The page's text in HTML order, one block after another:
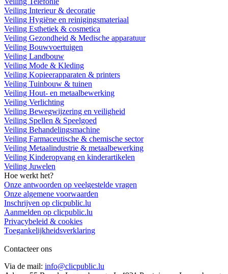
Veiling Interieur & decoratie
Veiling Hygiëne en reinigingsmateriaal
Veiling Esthetiek & cosmetica
Veiling Gezondheid & Medische apparatuur
Veiling Bouwvoertuigen
Veiling Landbouw
Veiling Mode & Kleding
Veiling Kopieerapparaten & printers
Veiling Tuinbouw & tuinen
Veiling Hout- en metaalbewerking
Veiling Verlichting
Veiling Bewegwijzering en veiligheid
Veiling Spellen & Speelgoed
Veiling Behandelingsmachine
Veiling Farmaceutische & chemische sector
Veiling Metaalindustrie & metaalbewerking
Veiling Kinderopvang en kinderartikelen
Veiling Juwelen
Hoe werkt het?
Onze antwoorden op veelgestelde vragen
Onze algemene voorwaarden
Inschrijven op clicpublic.lu
Aanmelden op clicpublic.lu
Privacybeleid & cookies
Toegankelijkheidsverklaring
Contacteer ons
Via de mail: info@clicpublic.lu